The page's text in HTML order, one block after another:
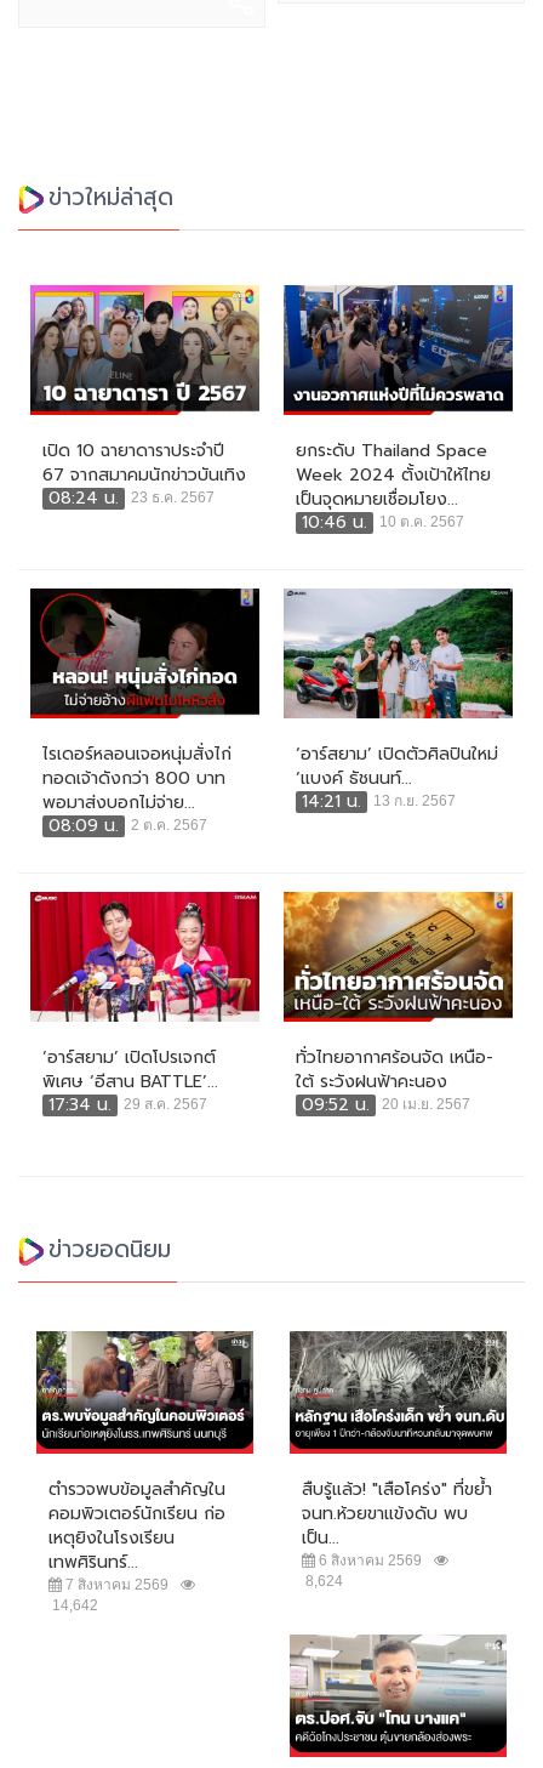
ข่าวใหม่ล่าสุด
เปิด 10 ฉายาดาราประจำปี
67 จากสมาคมนักข่าวบันเทิง
08:24 น.
23 ธ.ค. 2567
ยกระดับ Thailand Space
Week 2024 ตั้งเป้าให้ไทย
เป็นจุดหมายเชื่อมโยง...
10:46 น.
10 ต.ค. 2567
ไรเดอร์หลอนเจอหนุ่มสั่งไก่
ทอดเจ้าดังกว่า 800 บาท
พอมาส่งบอกไม่จ่าย...
08:09 น.
2 ต.ค. 2567
‘อาร์สยาม’ เปิดตัวศิลปินใหม่
‘แบงค์ ธัชนนท์...
14:21 น.
13 ก.ย. 2567
‘อาร์สยาม’ เปิดโปรเจกต์
พิเศษ ‘อีสาน BATTLE’...
17:34 น.
29 ส.ค. 2567
ทั่วไทยอากาศร้อนจัด เหนือ-
ใต้ ระวังฝนฟ้าคะนอง
09:52 น.
20 เม.ย. 2567
ข่าวยอดนิยม
ตำรวจพบข้อมูลสำคัญใน
คอมพิวเตอร์นักเรียน ก่อ
เหตุยิงในโรงเรียน
เทพศิรินทร์...
7 สิงหาคม 2569
14,642
สืบรู้แล้ว! "เสือโคร่ง" ที่ขย้ำ
จนท.ห้วยขาแข้งดับ พบ
เป็น...
6 สิงหาคม 2569
8,624